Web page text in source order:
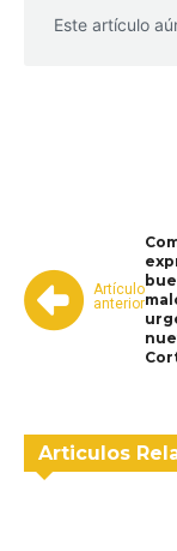
Este artículo
Artículo
anterior
Articulos